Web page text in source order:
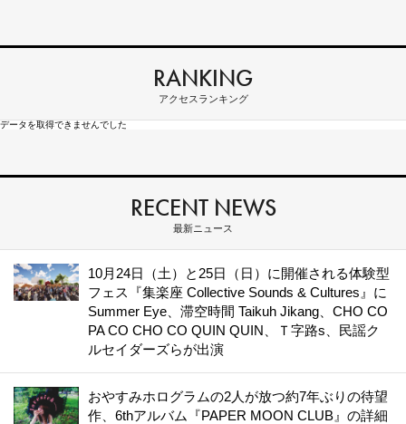
RANKING
アクセスランキング
データを取得できませんでした
RECENT NEWS
最新ニュース
10月24日（土）と25日（日）に開催される体験型
フェス『集楽座 Collective Sounds & Cultures』に
Summer Eye、滞空時間 Taikuh Jikang、CHO CO
PA CO CHO CO QUIN QUIN、Ｔ字路s、民謡ク
ルセイダーズらが出演
おやすみホログラムの2人が放つ約7年ぶりの待望
作、6thアルバム『PAPER MOON CLUB』の詳細